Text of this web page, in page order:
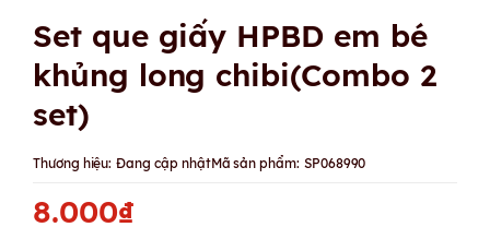
Set que giấy HPBD em bé
khủng long chibi(Combo 2
set)
Thương hiệu: Đang cập nhậtMã sản phẩm: SP068990
8.000₫